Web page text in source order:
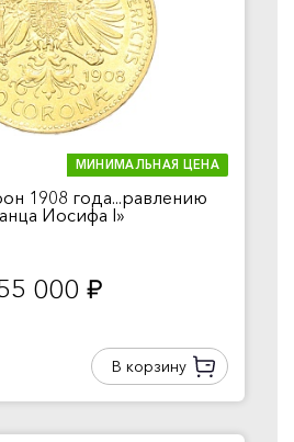
МИНИМАЛЬНАЯ ЦЕНА
1908 года...равлению
Иосифа I»
000 руб.
В корзину